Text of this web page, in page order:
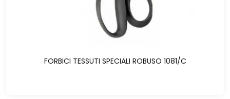
FORBICI TESSUTI SPECIALI ROBUSO 1081/C